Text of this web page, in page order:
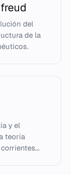
del
de la
y el
teoría